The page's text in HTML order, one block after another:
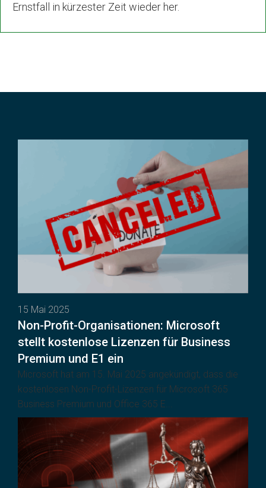
Ernstfall in kürzester Zeit wieder her.
15 Mai 2025
Non-Profit-Organisationen: Microsoft
stellt kostenlose Lizenzen für Business
Premium und E1 ein
Microsoft hat am 15. Mai 2025 angekündigt, dass die
kostenlosen Non-Profit-Lizenzen für Microsoft 365
Business Premium und Office 365 E...